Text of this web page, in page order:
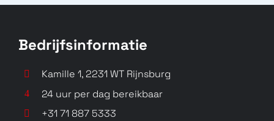
X01AD, X01BD
Bedrijfsinformatie
Kamille 1, 2231 WT Rijnsburg
24 uur per dag bereikbaar
+31 71 887 5333